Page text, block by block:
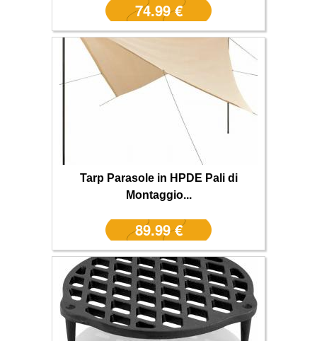
74.99 €
Tarp Parasole in HPDE Pali di
Montaggio...
89.99 €